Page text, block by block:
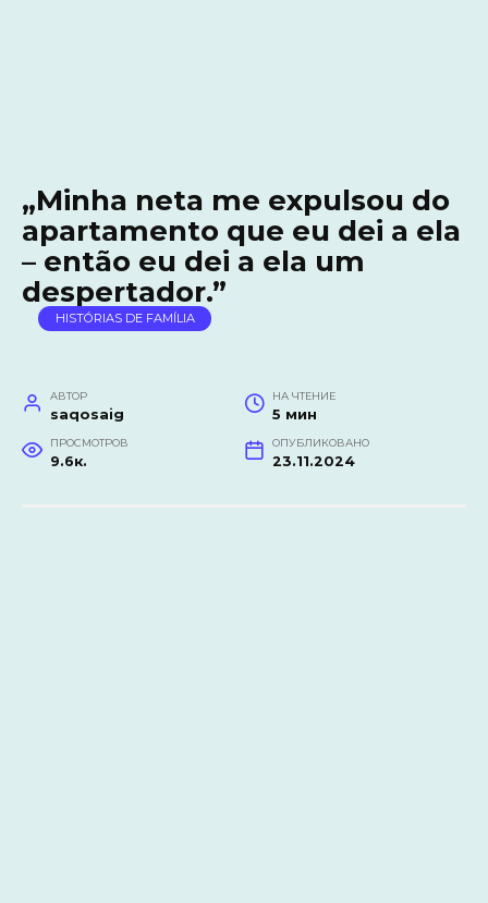
„Minha neta me expulsou do
apartamento que eu dei a ela
– então eu dei a ela um
despertador.”
HISTÓRIAS DE FAMÍLIA
АВТОР
saqosaig
НА ЧТЕНИЕ
5 мин
ПРОСМОТРОВ
9.6к.
ОПУБЛИКОВАНО
23.11.2024